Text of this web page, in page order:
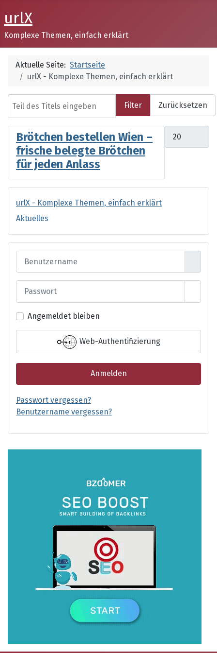
urlX
Komplexe Themen, einfach erklärt
Aktuelle Seite: Startseite
urlX - Komplexe Themen, einfach erklärt
Filter Zurücksetzen
Brötchen bestellen Wien –
frische belegte Brötchen
für jeden Anlass
urlX - Komplexe Themen, einfach erklärt
Aktuelles
Angemeldet bleiben
Web-Authentifizierung
Anmelden
Passwort vergessen?
Benutzername vergessen?